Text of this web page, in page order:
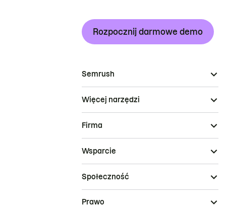
Rozpocznij darmowe demo
Semrush
Więcej narzędzi
Firma
Wsparcie
Społeczność
Prawo